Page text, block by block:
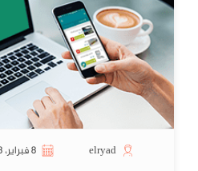
elryad 8 فبراير، 2018